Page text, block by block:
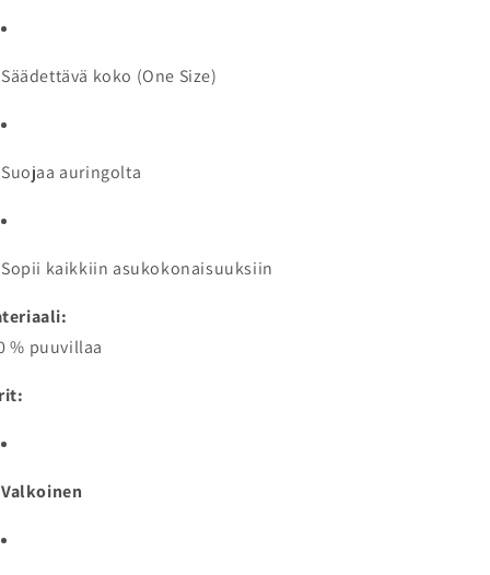
Säädettävä koko (One Size)
Suojaa auringolta
Sopii kaikkiin asukokonaisuuksiin
% puuvillaa
Valkoinen